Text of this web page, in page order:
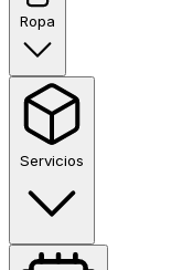
Ropa
Servicios